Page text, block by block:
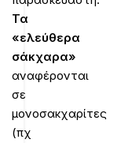
Τα
«ελεύθερα
σάκχαρα»
αναφέρονται
σε
μονοσακχαρίτες
(πχ